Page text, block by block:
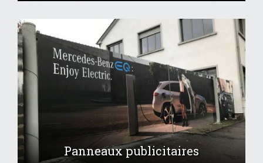
Panneaux publicitaires